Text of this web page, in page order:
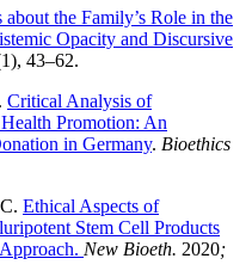
the Family’s Role in the
Opacity and Discursive
43–62.
Critical Analysis of
Promotion: An
in Germany. Bioethics
Ethical Aspects of
Stem Cell Products
New Bioeth. 2020;